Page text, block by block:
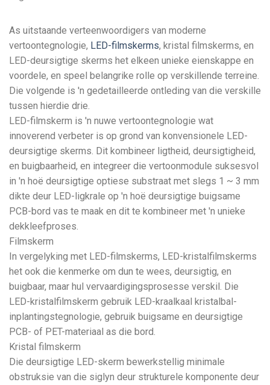
As uitstaande verteenwoordigers van moderne
vertoontegnologie, LED-filmskerms, kristal filmskerms, en
LED-deursigtige skerms het elkeen unieke eienskappe en
voordele, en speel belangrike rolle op verskillende terreine.
Die volgende is 'n gedetailleerde ontleding van die verskille
tussen hierdie drie.
LED-filmskerm is 'n nuwe vertoontegnologie wat
innoverend verbeter is op grond van konvensionele LED-
deursigtige skerms. Dit kombineer ligtheid, deursigtigheid,
en buigbaarheid, en integreer die vertoonmodule suksesvol
in 'n hoë deursigtige optiese substraat met slegs 1 ~ 3 mm
dikte deur LED-ligkrale op 'n hoë deursigtige buigsame
PCB-bord vas te maak en dit te kombineer met 'n unieke
dekkleefproses.
Filmskerm
In vergelyking met LED-filmskerms, LED-kristalfilmskerms
het ook die kenmerke om dun te wees, deursigtig, en
buigbaar, maar hul vervaardigingsprosesse verskil. Die
LED-kristalfilmskerm gebruik LED-kraalkaal kristalbal-
inplantingstegnologie, gebruik buigsame en deursigtige
PCB- of PET-materiaal as die bord.
Kristal filmskerm
Die deursigtige LED-skerm bewerkstellig minimale
obstruksie van die siglyn deur strukturele komponente deur